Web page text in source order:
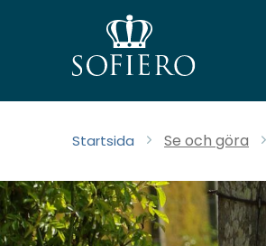
Startsida Se och göra